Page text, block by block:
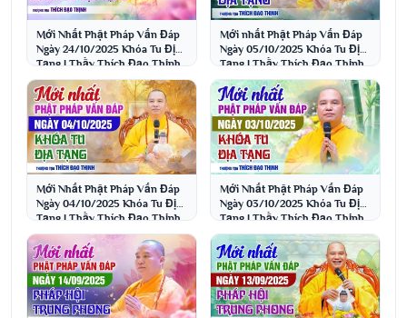
Mới Nhất Phật Pháp Vấn Đáp
Ngày 24/10/2025 Khóa Tu Địa
Tạng | Thầy Thích Đạo Thịnh
Mới nhất Phật Pháp Vấn Đáp
Ngày 05/10/2025 Khóa Tu Địa
Tạng | Thầy Thích Đạo Thịnh
Mới Nhất Phật Pháp Vấn Đáp
Ngày 04/10/2025 Khóa Tu Địa
Tạng | Thầy Thích Đạo Thịnh
Mới Nhất Phật Pháp Vấn Đáp
Ngày 03/10/2025 Khóa Tu Địa
Tạng | Thầy Thích Đạo Thịnh